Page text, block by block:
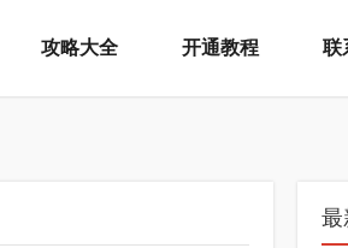
攻略大全 开通教程 联
最